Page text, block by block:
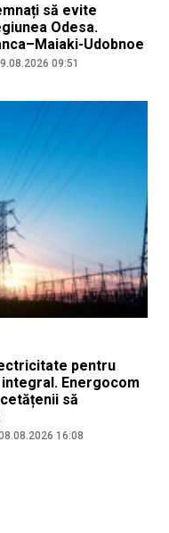
să evite
Odesa.
Udobnoe
09:51
pentru
Energocom
să
16:08